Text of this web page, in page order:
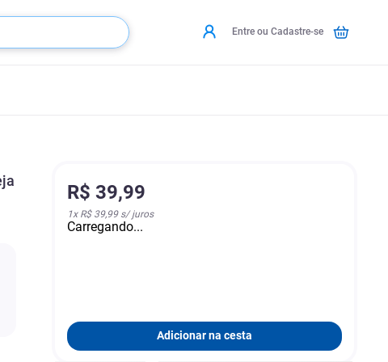
Entre ou Cadastre-se
R$ 39,99
1x R$ 39,99s/ juros
Carregando...
Adicionar na cesta